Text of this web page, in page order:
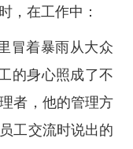
，在工作中：
冒着暴雨从大众
的身心照成了不
者，他的管理方
工交流时说出的